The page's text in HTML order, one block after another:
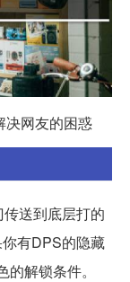
决网友的困惑
送到底层打的
有DPS的隐藏
解锁条件。